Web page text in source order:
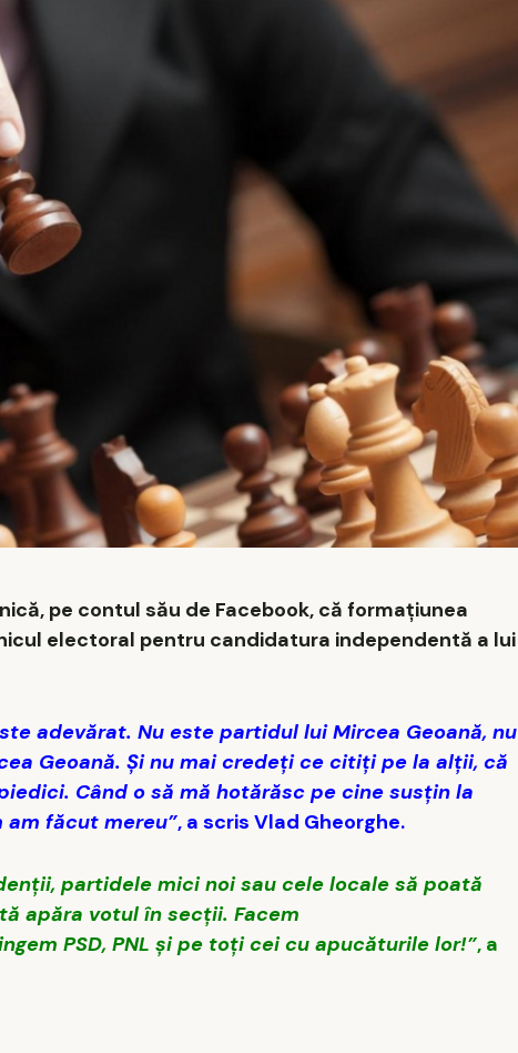
pe contul său de Facebook, că formațiunea
electoral pentru candidatura independentă a lui
adevărat. Nu este partidul lui Mircea Geoană, nu
Geoană. Și nu mai credeți ce citiți pe la alții, că
Când o să mă hotărăsc pe cine susțin la
am făcut mereu”, a scris Vlad Gheorghe.
partidele mici noi sau cele locale să poată
apăra votul în secții. Facem
PSD, PNL și pe toți cei cu apucăturile lor!”, a